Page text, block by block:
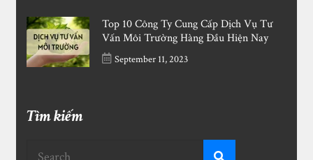
Top 10 Công Ty Cung Cấp Dịch Vụ Tư
Vấn Môi Trường Hàng Đầu Hiện Nay
September 11, 2023
Tìm kiếm